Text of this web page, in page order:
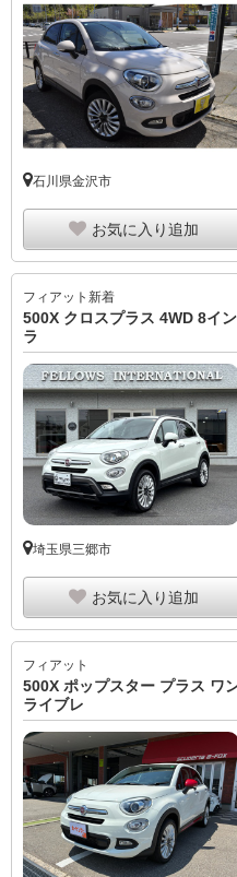
石川県金沢市
お気に入り追加
フィアット 新着
500X クロスプラス 4WD 8イ
ラ
埼玉県三郷市
お気に入り追加
フィアット
500X ポップスター プラス ワ
ライブレ